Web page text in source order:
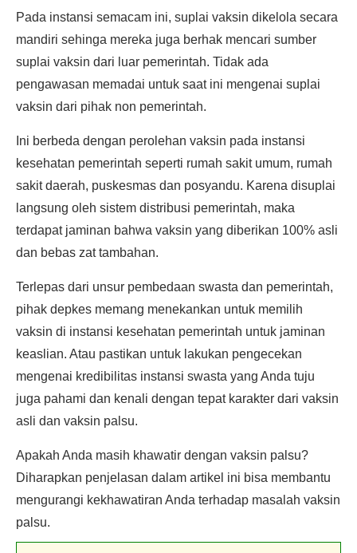
Pada instansi semacam ini, suplai vaksin dikelola secara
mandiri sehinga mereka juga berhak mencari sumber
suplai vaksin dari luar pemerintah. Tidak ada
pengawasan memadai untuk saat ini mengenai suplai
vaksin dari pihak non pemerintah.
Ini berbeda dengan perolehan vaksin pada instansi
kesehatan pemerintah seperti rumah sakit umum, rumah
sakit daerah, puskesmas dan posyandu. Karena disuplai
langsung oleh sistem distribusi pemerintah, maka
terdapat jaminan bahwa vaksin yang diberikan 100% asli
dan bebas zat tambahan.
Terlepas dari unsur pembedaan swasta dan pemerintah,
pihak depkes memang menekankan untuk memilih
vaksin di instansi kesehatan pemerintah untuk jaminan
keaslian. Atau pastikan untuk lakukan pengecekan
mengenai kredibilitas instansi swasta yang Anda tuju
juga pahami dan kenali dengan tepat karakter dari vaksin
asli dan vaksin palsu.
Apakah Anda masih khawatir dengan vaksin palsu?
Diharapkan penjelasan dalam artikel ini bisa membantu
mengurangi kekhawatiran Anda terhadap masalah vaksin
palsu.